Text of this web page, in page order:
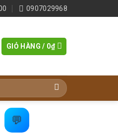
0907029968
GIỎ HÀNG / 0₫
💬